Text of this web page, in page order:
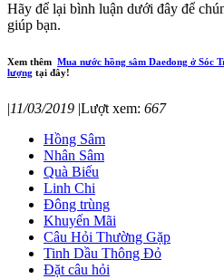
Hãy để lại bình luận dưới đây để
giúp bạn.
Xem thêm Mua nước hồng sâm Daedong ở Sóc
lượng tại đây!
|11/03/2019 |Lượt xem: 667
Hồng Sâm
Nhân Sâm
Quà Biếu
Linh Chi
Đông trùng
Khuyến Mãi
Câu Hỏi Thường Gặp
Tinh Dầu Thông Đỏ
Đặt câu hỏi